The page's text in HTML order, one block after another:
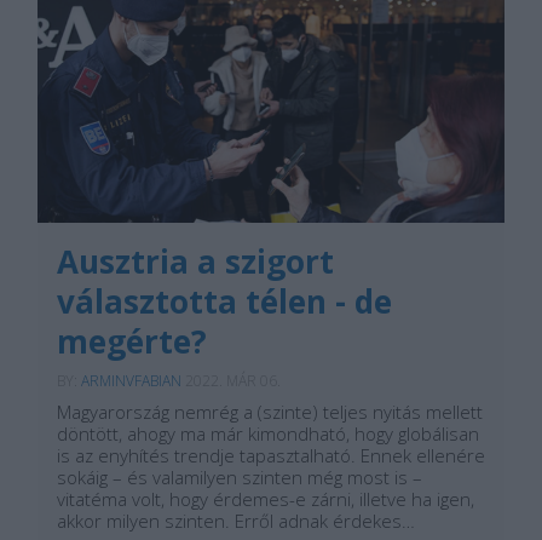
Ausztria a szigort
választotta télen - de
megérte?
ARMINVFABIAN
Magyarország nemrég a (szinte) teljes nyitás mellett
döntött, ahogy ma már kimondható, hogy globálisan
is az enyhítés trendje tapasztalható. Ennek ellenére
sokáig – és valamilyen szinten még most is –
vitatéma volt, hogy érdemes-e zárni, illetve ha igen,
akkor milyen szinten. Erről adnak érdekes…